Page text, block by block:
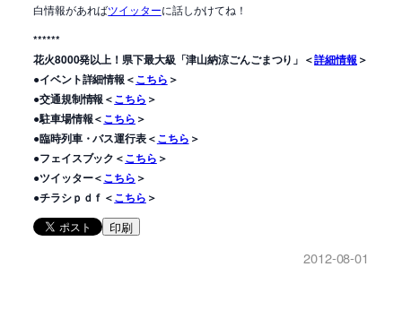
白情報があればツイッターに話しかけてね！
******
花火8000発以上！県下最大級「津山納涼ごんごまつり」＜詳細情報 ＞
●イベント詳細情報＜こちら ＞
●交通規制情報＜こちら ＞
●駐車場情報＜こちら ＞
●臨時列車・バス運行表＜こちら ＞
●フェイスブック＜こちら ＞
●ツイッター＜こちら ＞
●チラシｐｄｆ＜こちら ＞
印刷
2012-08-01